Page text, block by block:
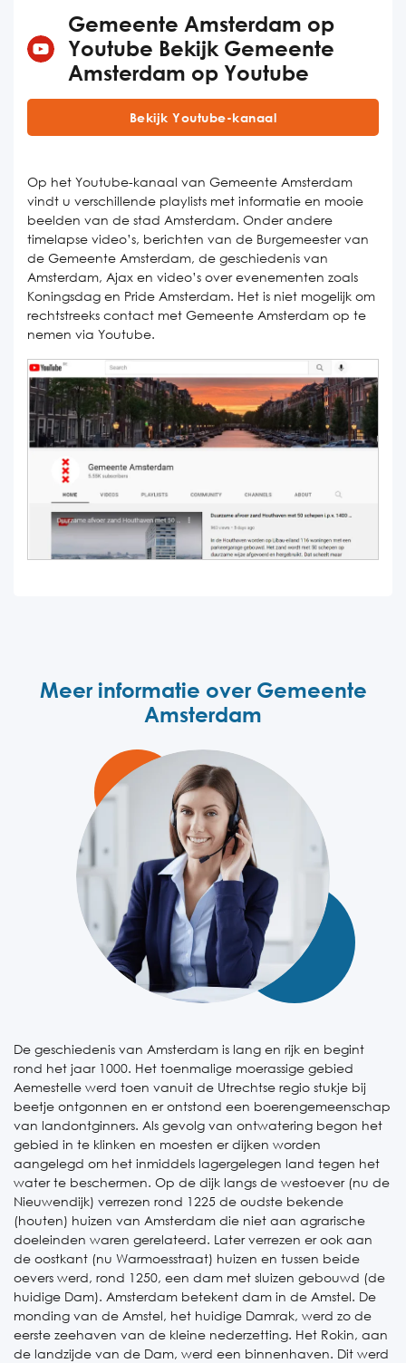
Gemeente Amsterdam op
Youtube Bekijk Gemeente
Amsterdam op Youtube
Bekijk Youtube-kanaal
Op het Youtube-kanaal van Gemeente Amsterdam
vindt u verschillende playlists met informatie en mooie
beelden van de stad Amsterdam. Onder andere
timelapse video’s, berichten van de Burgemeester van
de Gemeente Amsterdam, de geschiedenis van
Amsterdam, Ajax en video’s over evenementen zoals
Koningsdag en Pride Amsterdam. Het is niet mogelijk om
rechtstreeks contact met Gemeente Amsterdam op te
nemen via Youtube.
Meer informatie over Gemeente
Amsterdam
De geschiedenis van Amsterdam is lang en rijk en begint
rond het jaar 1000. Het toenmalige moerassige gebied
Aemestelle werd toen vanuit de Utrechtse regio stukje bij
beetje ontgonnen en er ontstond een boerengemeenschap
van landontginners. Als gevolg van ontwatering begon het
gebied in te klinken en moesten er dijken worden
aangelegd om het inmiddels lagergelegen land tegen het
water te beschermen. Op de dijk langs de westoever (nu de
Nieuwendijk) verrezen rond 1225 de oudste bekende
(houten) huizen van Amsterdam die niet aan agrarische
doeleinden waren gerelateerd. Later verrezen er ook aan
de oostkant (nu Warmoesstraat) huizen en tussen beide
oevers werd, rond 1250, een dam met sluizen gebouwd (de
huidige Dam). Amsterdam betekent dam in de Amstel. De
monding van de Amstel, het huidige Damrak, werd zo de
eerste zeehaven van de kleine nederzetting. Het Rokin, aan
de landzijde van de Dam, werd een binnenhaven. Dit werd